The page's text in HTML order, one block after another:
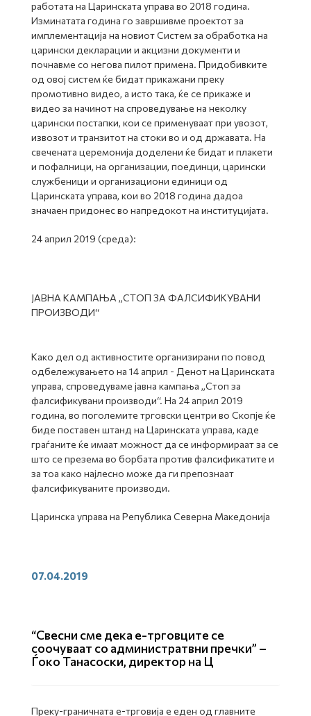
работата на Царинската управа во 2018 година.
Изминатата година го завршивме проектот за
имплементација на новиот Систем за обработка на
царински декларации и акцизни документи и
почнавме со негова пилот примена. Придобивките
од овој систем ќе бидат прикажани преку
промотивно видео, а исто така, ќе се прикаже и
видео за начинот на спроведување на неколку
царински постапки, кои се применуваат при увозот,
извозот и транзитот на стоки во и од државата. На
свечената церемонија доделени ќе бидат и плакети
и пофалници, на организации, поединци, царински
службеници и организациони единици од
Царинската управа, кои во 2018 година дадоа
значаен придонес во напредокот на институцијата.
24 април 2019 (среда):
ЈАВНА КАМПАЊА „СТОП ЗА ФАЛСИФИКУВАНИ
ПРОИЗВОДИ“
Како дел од активностите организирани по повод
одбележувањето на 14 април - Денот на Царинската
управа, спроведуваме јавна кампања „Стоп за
фалсификувани производи“. На 24 април 2019
година, во поголемите трговски центри во Скопје ќе
биде поставен штанд на Царинската управа, каде
граѓаните ќе имаат можност да се информираат за се
што се презема во борбата против фалсификатите и
за тоа како најлесно може да ги препознаат
фалсификуваните производи.
Царинска управа на Република Северна Македонија
07.04.2019
“Свесни сме дека е-трговците се
соочуваат со администратвни пречки” –
Ѓоко Танасоски, директор на Ц
Преку-граничната е-трговија е еден од главните